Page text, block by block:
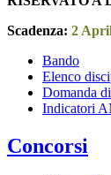
Scadenza: 2
Bando
Elenco
Domanda
Indicatori
Concorsi